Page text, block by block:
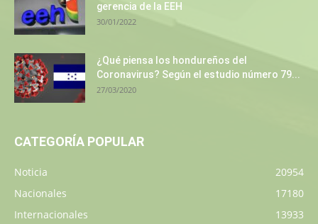
gerencia de la EEH
30/01/2022
¿Qué piensa los hondureños del
Coronavirus? Según el estudio número 79...
27/03/2020
CATEGORÍA POPULAR
Noticia
20954
Nacionales
17180
Internacionales
13933